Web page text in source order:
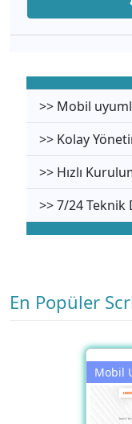
>> Mobil
>> Kolay
>> Hızlı
>> 7/24 Teknik
En Popüler
Mobil